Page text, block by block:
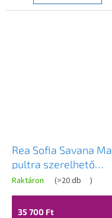
Rea Sofia Savana
pultra szerelhető
mosdó 410x345x150
mm, kőutánzat, REA-
U6361
Raktáron (>20 db )
35 700 Ft